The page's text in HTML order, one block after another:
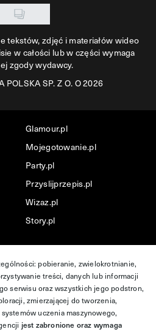
tekstów, zdjęć i materiałów wideo
w całości lub w części wymaga
zgody wydawcy.
POLSKA SP. Z O. O 2026
Glamour.pl
Mojegotowanie.pl
Party.pl
Przyslijprzepis.pl
Wizaz.pl
Story.pl
pobieranie, zwielokrotnianie,
treści, danych lub informacji
serwisu oraz wszystkich jego podstron,
zmierzającej do tworzenia,
uczenia maszynowego,
jest zabronione oraz wymaga